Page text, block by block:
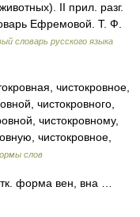
II прил. разг.
Ефремовой. Т. Ф.
словарь русского языка
чистокровное,
чистокровного,
чистокровному,
чистокровное,
слов
форма вен, вна …